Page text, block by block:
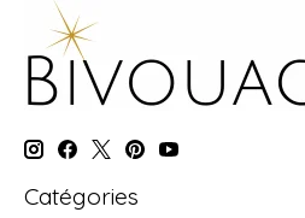
Catégories